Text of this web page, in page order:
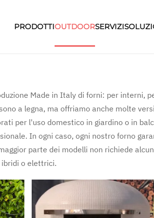
PRODOTTIOUTDOORSERVIZI
Made in Italy di forni: per interni,
a legna, ma offriamo anche molte
per l'uso domestico in giardino o in
In ogni caso, ogni nostro forno
parte dei modelli non richiede
ibridi o elettrici.